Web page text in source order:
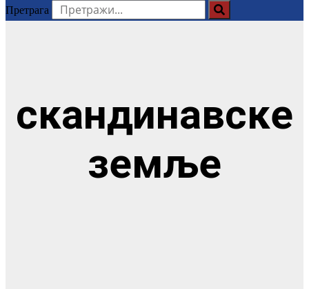
Претрага
скандинавске
земље